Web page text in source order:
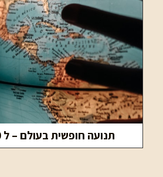
תנועה חופשית בעולם – ל 150 מדינות